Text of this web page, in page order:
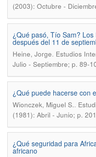
(2003): Octubre -
¿Qué pasó, Tío Sam?
después del 11 de
Heine, Jorge. Estudios
Julio - Septiembre; p. 89-
¿Qué puede hacerse con
Wionczek, Miguel S..
(1981): Abril - Junio; p.
¿Qué seguridad para
africano